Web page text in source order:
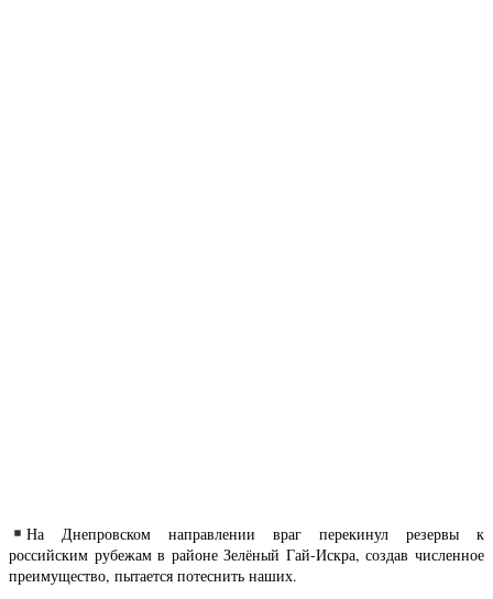
На Днепровском направлении враг перекинул резервы к
российским рубежам в районе Зелёный Гай-Искра, создав численное
преимущество, пытается потеснить наших.